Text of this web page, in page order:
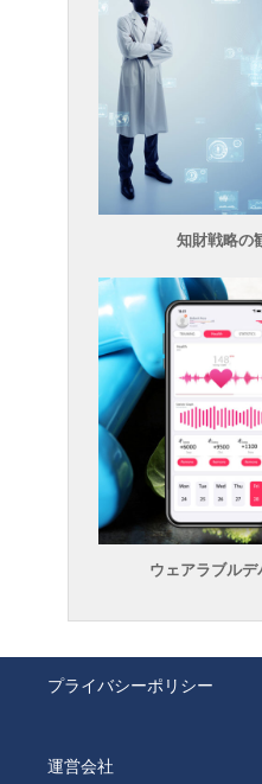
知財戦略の
ウェアラブル
プライバシーポリシー
運営会社